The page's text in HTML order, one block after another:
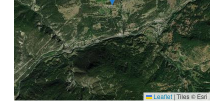
Leaflet | Tiles © Esri